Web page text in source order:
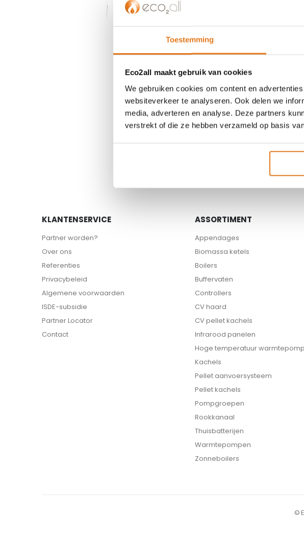
Toestemming
Eco2all maakt gebruik van cookies
We gebruiken cookies om content en
websiteverkeer te analyseren. Ook delen we
media, adverteren en analyse. Deze partners
verstrekt of die ze hebben verzameld op basis
KLANTENSERVICE
Partner worden?
Over ons
Referenties
Privacybeleid
Algemene voorwaarden
ISDE-subsidie
Partner Locator
Contact
ASSORTIMENT
Appendages
Biomassa ketels
Boilers
Buffervaten
Controllers
CV haard
CV pellet kachels
Infrarood panelen
Hoge temperatuur warmtepomp
Kachels
Pellet aanvoersysteem
Pellet kachels
Pompgroepen
Rookkanaal
Thuisbatterijen
Warmtepompen
Zonneboilers
©